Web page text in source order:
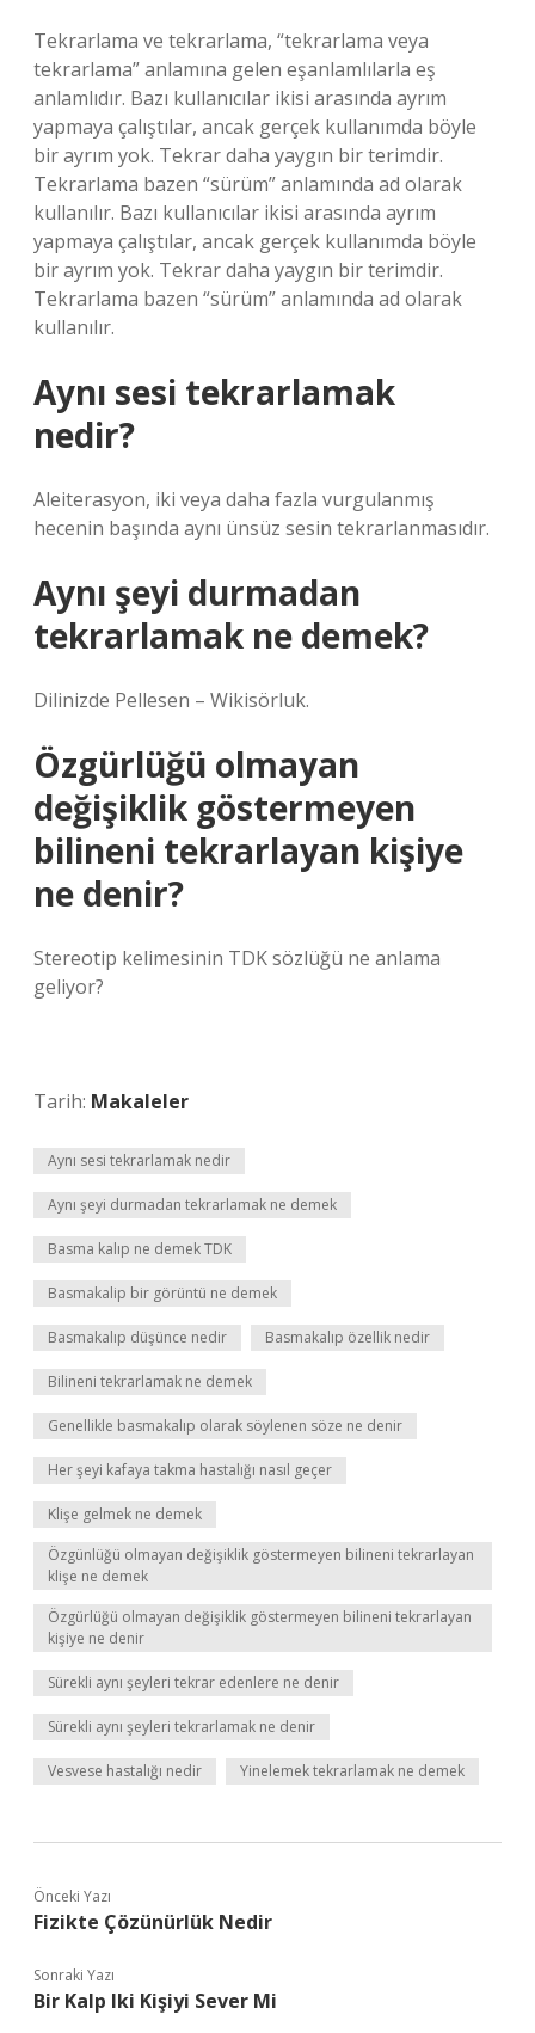
Tekrarlama ve tekrarlama, “tekrarlama veya
tekrarlama” anlamına gelen eşanlamlılarla eş
anlamlıdır. Bazı kullanıcılar ikisi arasında ayrım
yapmaya çalıştılar, ancak gerçek kullanımda böyle
bir ayrım yok. Tekrar daha yaygın bir terimdir.
Tekrarlama bazen “sürüm” anlamında ad olarak
kullanılır. Bazı kullanıcılar ikisi arasında ayrım
yapmaya çalıştılar, ancak gerçek kullanımda böyle
bir ayrım yok. Tekrar daha yaygın bir terimdir.
Tekrarlama bazen “sürüm” anlamında ad olarak
kullanılır.
Aynı sesi tekrarlamak
nedir?
Aleiterasyon, iki veya daha fazla vurgulanmış
hecenin başında aynı ünsüz sesin tekrarlanmasıdır.
Aynı şeyi durmadan
tekrarlamak ne demek?
Dilinizde Pellesen – Wikisörluk.
Özgürlüğü olmayan
değişiklik göstermeyen
bilineni tekrarlayan kişiye
ne denir?
Stereotip kelimesinin TDK sözlüğü ne anlama
geliyor?
Tarih: Makaleler
Aynı sesi tekrarlamak nedir
Aynı şeyi durmadan tekrarlamak ne demek
Basma kalıp ne demek TDK
Basmakalip bir görüntü ne demek
Basmakalıp düşünce nedir Basmakalıp özellik nedir
Bilineni tekrarlamak ne demek
Genellikle basmakalıp olarak söylenen söze ne denir
Her şeyi kafaya takma hastalığı nasıl geçer
Klişe gelmek ne demek
Özgünlüğü olmayan değişiklik göstermeyen bilineni tekrarlayan
klişe ne demek
Özgürlüğü olmayan değişiklik göstermeyen bilineni tekrarlayan
kişiye ne denir
Sürekli aynı şeyleri tekrar edenlere ne denir
Sürekli aynı şeyleri tekrarlamak ne denir
Vesvese hastalığı nedir Yinelemek tekrarlamak ne demek
Önceki Yazı
Fizikte Çözünürlük Nedir
Sonraki Yazı
Bir Kalp Iki Kişiyi Sever Mi